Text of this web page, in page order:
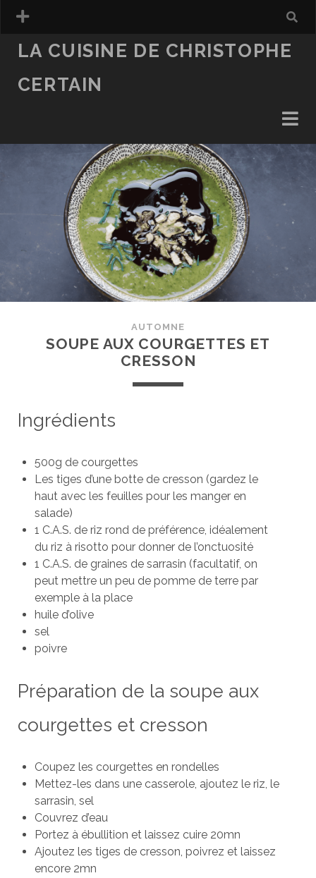
LA CUISINE DE CHRISTOPHE
CERTAIN
AUTOMNE
SOUPE AUX COURGETTES ET
CRESSON
Ingrédients
500g de courgettes
Les tiges d’une botte de cresson (gardez le
haut avec les feuilles pour les manger en
salade)
1 C.A.S. de riz rond de préférence, idéalement
du riz à risotto pour donner de l’onctuosité
1 C.A.S. de graines de sarrasin (facultatif, on
peut mettre un peu de pomme de terre par
exemple à la place
huile d’olive
sel
poivre
Préparation de la soupe aux
courgettes et cresson
Coupez les courgettes en rondelles
Mettez-les dans une casserole, ajoutez le riz, le
sarrasin, sel
Couvrez d’eau
Portez à ébullition et laissez cuire 20mn
Ajoutez les tiges de cresson, poivrez et laissez
encore 2mn